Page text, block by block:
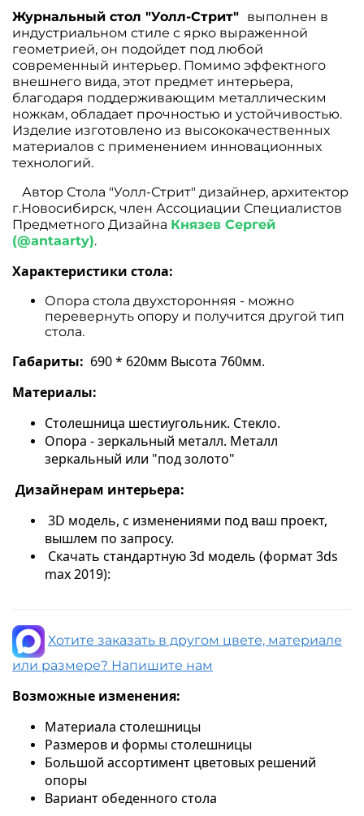
Журнальный стол "Уолл-Стрит" выполнен в
индустриальном стиле с ярко выраженной
геометрией, он подойдет под любой
современный интерьер. Помимо эффектного
внешнего вида, этот предмет интерьера,
благодаря поддерживающим металлическим
ножкам, обладает прочностью и устойчивостью.
Изделие изготовлено из высококачественных
материалов с применением инновационных
технологий.
Автор Стола "Уолл-Стрит" дизайнер, архитектор
г.Новосибирск, член Ассоциации Специалистов
Предметного Дизайна Князев Сергей
(@antaarty).
Характеристики стола:
Опора стола двухсторонняя - можно
перевернуть опору и получится другой тип
стола.
Габариты: 690 * 620мм Высота 760мм.
Материалы:
Столешница шестиугольник. Стекло.
Опора - зеркальный металл. Металл
зеркальный или "под золото"
Дизайнерам интерьера:
3D модель, с изменениями под ваш проект,
вышлем по запросу.
Скачать стандартную 3d модель (формат 3ds
max 2019):
Хотите заказать в другом цвете, материале
или размере? Напишите нам
Возможные изменения:
Материала столешницы
Размеров и формы столешницы
Большой ассортимент цветовых решений
опоры
Вариант обеденного стола